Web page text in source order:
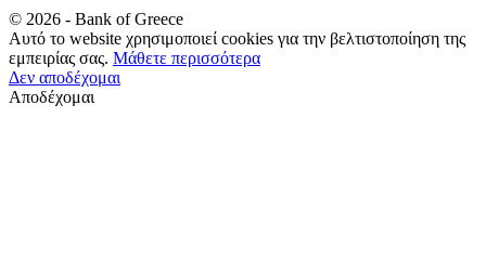
© 2026 - Bank of Greece
Αυτό το website χρησιμοποιεί cookies για την βελτιστοποίηση της
εμπειρίας σας. Μάθετε περισσότερα
Δεν αποδέχομαι
Αποδέχομαι